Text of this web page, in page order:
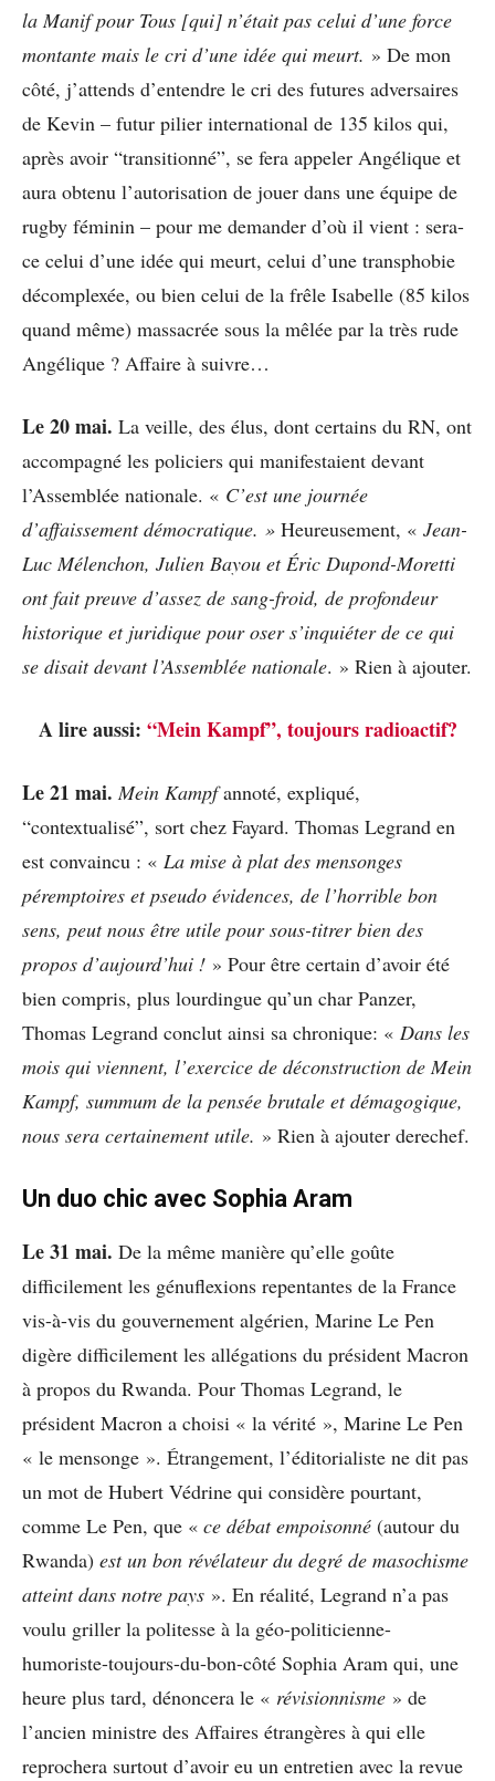
la Manif pour Tous [qui] n’était pas celui d’une force
montante mais le cri d’une idée qui meurt. » De mon
côté, j’attends d’entendre le cri des futures adversaires
de Kevin – futur pilier international de 135 kilos qui,
après avoir “transitionné”, se fera appeler Angélique et
aura obtenu l’autorisation de jouer dans une équipe de
rugby féminin – pour me demander d’où il vient : sera-
ce celui d’une idée qui meurt, celui d’une transphobie
décomplexée, ou bien celui de la frêle Isabelle (85 kilos
quand même) massacrée sous la mêlée par la très rude
Angélique ? Affaire à suivre…
Le 20 mai. La veille, des élus, dont certains du RN, ont
accompagné les policiers qui manifestaient devant
l’Assemblée nationale. « C’est une journée
d’affaissement démocratique. » Heureusement, « Jean-
Luc Mélenchon, Julien Bayou et Éric Dupond-Moretti
ont fait preuve d’assez de sang-froid, de profondeur
historique et juridique pour oser s’inquiéter de ce qui
se disait devant l’Assemblée nationale. » Rien à ajouter.
A lire aussi: “Mein Kampf”, toujours radioactif?
Le 21 mai. Mein Kampfannoté, expliqué,
“contextualisé”, sort chez Fayard. Thomas Legrand en
est convaincu : « La mise à plat des mensonges
péremptoires et pseudo évidences, de l’horrible bon
sens, peut nous être utile pour sous-titrer bien des
propos d’aujourd’hui ! » Pour être certain d’avoir été
bien compris, plus lourdingue qu’un char Panzer,
Thomas Legrand conclut ainsi sa chronique: « Dans les
mois qui viennent, l’exercice de déconstruction de Mein
Kampf, summum de la pensée brutale et démagogique,
nous sera certainement utile. » Rien à ajouter derechef.
Un duo chic avec Sophia Aram
Le 31 mai. De la même manière qu’elle goûte
difficilement les génuflexions repentantes de la France
vis-à-vis du gouvernement algérien, Marine Le Pen
digère difficilement les allégations du président Macron
à propos du Rwanda. Pour Thomas Legrand, le
président Macron a choisi « la vérité », Marine Le Pen
« le mensonge ». Étrangement, l’éditorialiste ne dit pas
un mot de Hubert Védrine qui considère pourtant,
comme Le Pen, que « ce débat empoisonné (autour du
Rwanda) est un bon révélateur du degré de masochisme
atteint dans notre pays ». En réalité, Legrand n’a pas
voulu griller la politesse à la géo-politicienne-
humoriste-toujours-du-bon-côté Sophia Aram qui, une
heure plus tard, dénoncera le « révisionnisme » de
l’ancien ministre des Affaires étrangères à qui elle
reprochera surtout d’avoir eu un entretien avec la revue